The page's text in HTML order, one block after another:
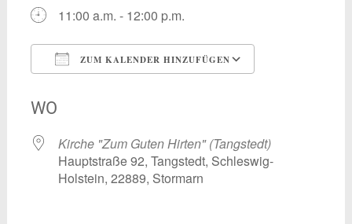
11:00 a.m. - 12:00 p.m.
ZUM KALENDER HINZUFÜGEN
WO
Kirche "Zum Guten Hirten" (Tangstedt)
Hauptstraße 92, Tangstedt, Schleswig-
Holstein, 22889, Stormarn